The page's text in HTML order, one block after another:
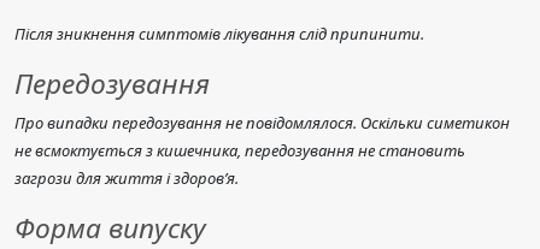
Після зникнення симптомів лікування слід припинити.
Передозування
Про випадки передозування не повідомлялося. Оскільки симетикон
не всмоктується з кишечника, передозування не становить
загрози для життя і здоров’я.
Форма випуску